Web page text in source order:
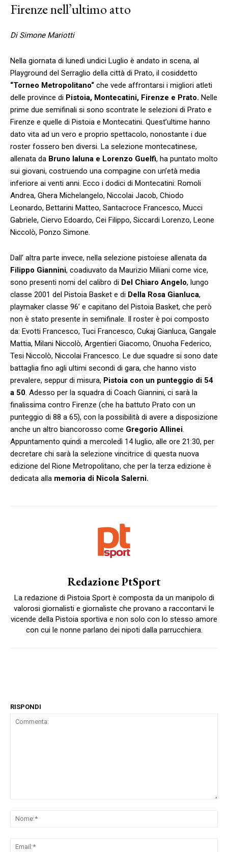
Firenze nell’ultimo atto
Di Simone Mariotti
Nella giornata di lunedì undici Luglio è andato in scena, al
Playground del Serraglio della città di Prato, il cosiddetto
“Torneo Metropolitano“ che vede affrontarsi i migliori atleti
delle province di Pistoia, Montecatini, Firenze e Prato. Nelle
prime due semifinali si sono scontrate le selezioni di Prato e
Firenze e quelle di Pistoia e Montecatini. Quest’ultime hanno
dato vita ad un vero e proprio spettacolo, nonostante i due
roster fossero ben diversi. La selezione montecatinese,
allenata da Bruno Ialuna e Lorenzo Guelfi, ha puntato molto
sui giovani, costruendo una compagine con un’età media
inferiore ai venti anni. Ecco i dodici di Montecatini: Romoli
Andrea, Ghera Michelangelo, Niccolai Jacob, Chiodo
Leonardo, Bettarini Matteo, Santacroce Francesco, Mucci
Gabriele, Ciervo Edoardo, Cei Filippo, Siccardi Lorenzo, Leone
Niccolò, Ponzo Simone.
Dall’ altra parte invece, nella selezione pistoiese allenata da
Filippo Giannini, coadiuvato da Maurizio Miliani come vice,
sono presenti nomi del calibro di Del Chiaro Angelo, lungo
classe 2001 del Pistoia Basket e di Della Rosa Gianluca,
playmaker classe 96’ e capitano del Pistoia Basket, che però
non è stato presente in semifinale. Il roster è poi composto
da: Evotti Francesco, Tuci Francesco, Cukaj Gianluca, Gangale
Mattia, Milani Niccolò, Argentieri Giacomo, Onuoha Federico,
Tesi Niccolò, Niccolai Francesco. Le due squadre si sono date
battaglia fino agli ultimi secondi di gara, che hanno visto
prevalere, seppur di misura, Pistoia con un punteggio di 54
a 50. Adesso per la squadra di Coach Giannini, ci sarà la
finalissima contro Firenze (che ha battuto Prato con un
punteggio di 88 a 65), con la possibilità di avere a disposizione
anche un altro biancorosso come Gregorio Allinei.
Appuntamento quindi a mercoledì 14 luglio, alle ore 21:30, per
decretare chi sarà la selezione vincitrice di questa nuova
edizione del Rione Metropolitano, che per la terza edizione è
dedicata alla memoria di Nicola Salerni.
Redazione PtSport
La redazione di Pistoia Sport è composta da un manipolo di
valorosi giornalisti e giornaliste che provano a raccontarvi le
vicende della Pistoia sportiva e non solo con lo stesso amore
con cui le nonne parlano dei nipoti dalla parrucchiera.
RISPONDI